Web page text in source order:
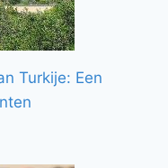
Turkije: Een